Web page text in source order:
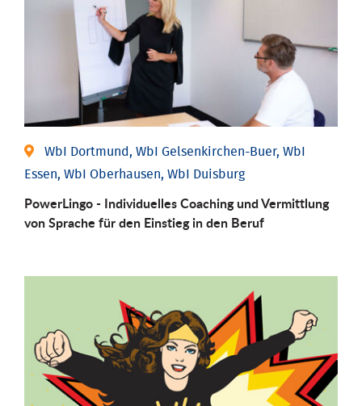
WbI Dortmund, WbI Gelsenkirchen-Buer, WbI
Essen, WbI Oberhausen, WbI Duisburg
PowerLingo - Individuelles Coaching und Vermittlung
von Sprache für den Einstieg in den Beruf